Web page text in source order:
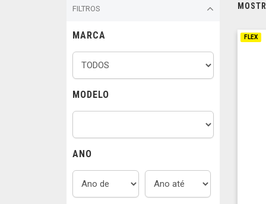
FILTROS
MARCA
MODELO
ANO
FLEX